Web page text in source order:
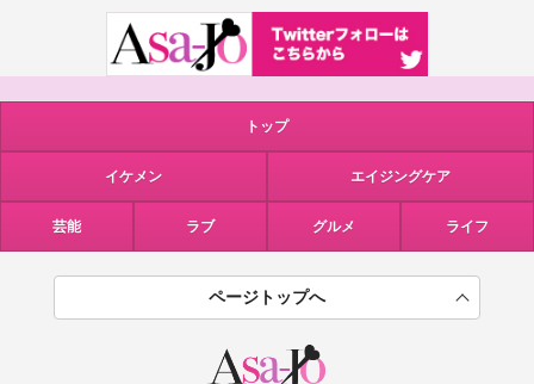
トップ
イケメン エイジングケア
芸能 ラブ グルメ ライフ
ページトップへ